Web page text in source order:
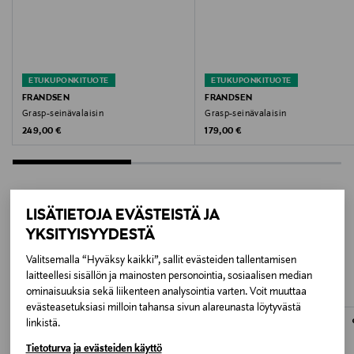
LISÄTIETOJA EVÄSTEISTÄ JA
YKSITYISYYDESTÄ
Valitsemalla “Hyväksy kaikki”, sallit evästeiden tallentamisen
laitteellesi sisällön ja mainosten personointia, sosiaalisen median
ominaisuuksia sekä liikenteen analysointia varten. Voit muuttaa
evästeasetuksiasi milloin tahansa sivun alareunasta löytyvästä
linkistä.
Tietoturva ja evästeiden käyttö
Koko
17 x 15,6 x 82,2 cm
Valmistusmaa
Valmistajan tuotenumero
Valmistaja
ASTARRI A/S
ETUKUPONKITUOTE
FRANDSEN
Grasp-seinävalaisin
Original Price
249,00 €
ETUKUPONKITUOTE
FRANDSEN
Grasp-seinävalaisin
Original Price
179,00 €
LISÄÄ KIINNOSTAVIA
TUOTTEITA